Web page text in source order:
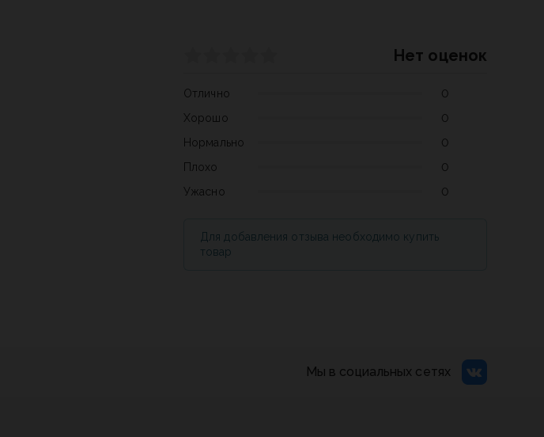
Нет оценок
Отлично
0
Хорошо
0
Нормально
0
Плохо
0
Ужасно
0
Для добавления отзыва необходимо купить
товар
Мы в социальных сетях